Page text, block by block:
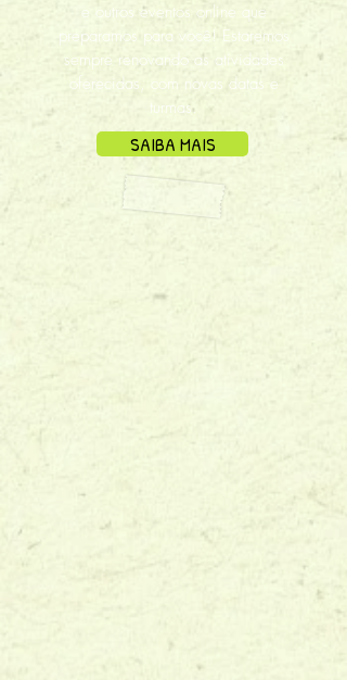
e outros eventos online que
preparamos para você! Estaremos
sempre renovando as atividades
oferecidas, com novas datas e
turmas.
SAIBA MAIS